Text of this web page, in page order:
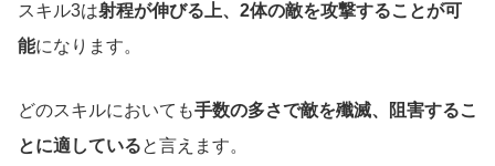
スキル3は射程が伸びる上、2体の敵を攻撃することが可
能になります。
どのスキルにおいても手数の多さで敵を殲滅、阻害するこ
とに適していると言えます。